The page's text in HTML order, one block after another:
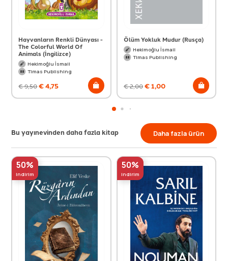
Hayvanların Renkli Dünyası -
The Colorful World Of
Animals (İngilizce)
Hekimoğlu İsmail
Timas Publishing
€9,50€4,75
Ölüm Yokluk Mudur (Rusça)
Hekimoğlu İsmail
Timas Publishing
€2,00€1,00
Bu yayınevinden daha fazla kitap Daha fazla ürün
50%
indirim
50%
indirim